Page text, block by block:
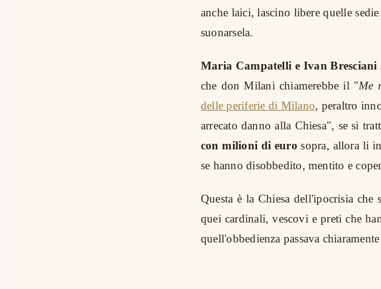
anche laici, lascino libere quelle
suonarsela.
Maria Campatelli e Ivan Bresciani
che don Milani chiamerebbe il "Me
delle periferie di Milano, peraltro
arrecato danno alla Chiesa", se si
con milioni di euro sopra, allora li
se hanno disobbedito, mentito e
Questa è la Chiesa dell'ipocrisia
quei cardinali, vescovi e preti che
quell'obbedienza passava